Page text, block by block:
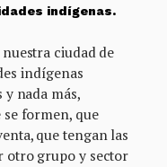
indígenas.
ciudad de
indígenas
nada más,
se formen, que
que tengan las
otro grupo y sector